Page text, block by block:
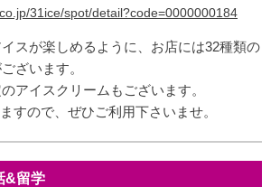
31ice/spot/detail?code=0000000184
スが楽しめるように、お店には32種類の
ざいます。
アイスクリームもございます。
すので、ぜひご利用下さいませ。
&留学